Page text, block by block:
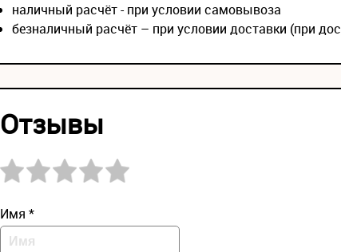
наличный расчёт - при условии самовывоза
безналичный расчёт – при условии доставки (при
Отзывы
Имя *